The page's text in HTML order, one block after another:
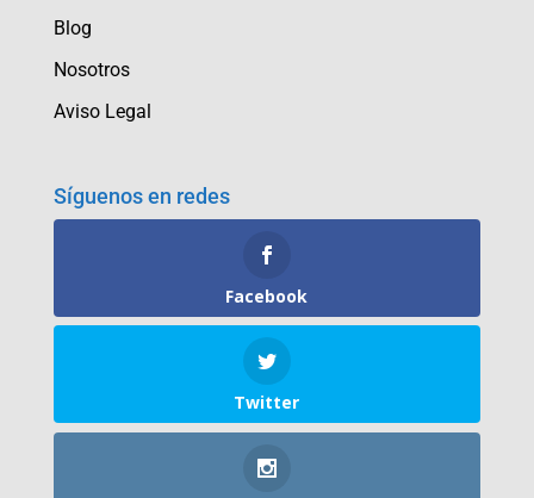
Blog
Nosotros
Aviso Legal
Síguenos en redes
Facebook
Twitter